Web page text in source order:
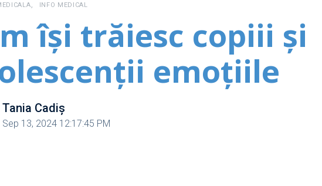
INFO MEDICAL
își trăiesc copiii și
emoțiile
Tania Cadiș
Sep 13, 2024 12:17:45 PM